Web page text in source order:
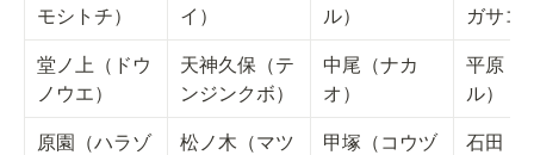
モシトチ）
イ）
ル）
ガサコ
堂ノ上（ドウ
ノウエ）
天神久保（テ
ンジンクボ）
中尾（ナカ
オ）
平原（
ル）
原園（ハラゾ
松ノ木（マツ
甲塚（コウヅ
石田（